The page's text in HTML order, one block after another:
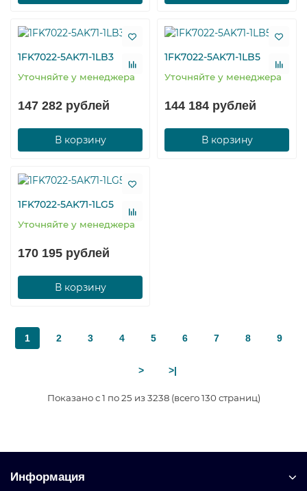
1FK7022-5AK71-1LB3
Уточняйте у менеджера
147 282 рублей
В корзину
1FK7022-5AK71-1LB5
Уточняйте у менеджера
144 184 рублей
В корзину
1FK7022-5AK71-1LG5
Уточняйте у менеджера
170 195 рублей
В корзину
1 2 3 4 5 6 7 8 9
> >|
Показано с 1 по 25 из 3238 (всего 130 страниц)
Информация